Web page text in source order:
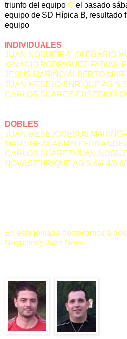
triunfo del equipo C el pasado
equipo de SD Hípica B, resultado
equipo
INDIVIDUALES
JUAN NOGUEIRA- OLEGARIO
IGNACIO RODRIGUEZ-FABIAN
JESUS MARIÑO-ALBERTO
JUAN MESEJO-ENRIQUE AGIS
CARLOS SUAREZ-EUSEBIO
DOBLES
JUAN MESEJO/JESUS
MARTINEZ/FABIAN
CARLOS SUAREZ/JUAN
NOVAS/ENRIQUE AGIS 6/4 4/6
En esta jornada destacamos a
Nogueira y Juan Noya